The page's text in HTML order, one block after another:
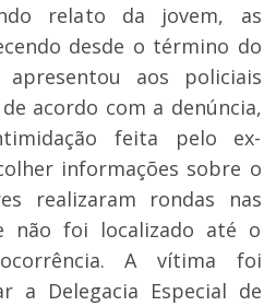
relato da jovem, as
desde o término do
apresentou aos policiais
acordo com a denúncia,
feita pelo ex-
informações sobre o
realizaram rondas nas
não foi localizado até o
A vítima foi
a Delegacia Especial de